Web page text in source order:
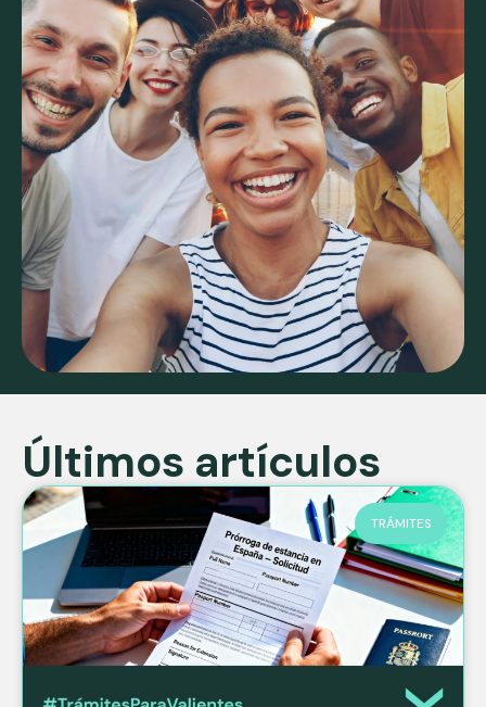
Últimos artículos
TRÁMITES